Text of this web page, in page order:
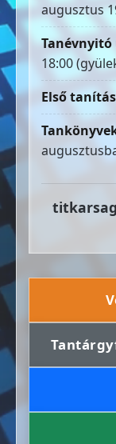
augusztus
Tanévnyitó
18:00
Első